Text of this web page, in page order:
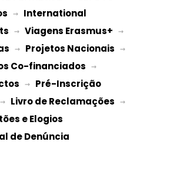
→ International
→ Viagens Erasmus+
→ Projetos Nacionais
Co-financiados
→ Pré-Inscrição
→ Livro de Reclamações
e Elogios